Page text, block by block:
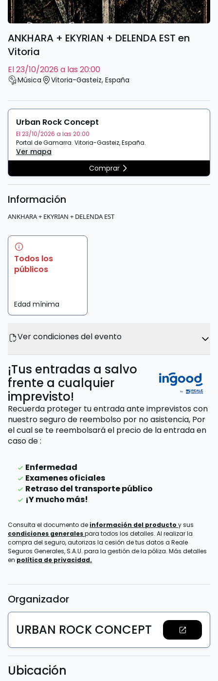
ANKHARA + EKYRIAN + DELENDA EST en
Vitoria
el 23/10/2026 a las 20:00
Música Vitoria-Gasteiz, España
Urban Rock Concept
El 23/10/2026 a las 20:00
Portal de Gamarra. Vitoria-Gasteiz,España.
Ver mapa
Comprar
Información
ANKHARA + EKYRIAN + DELENDA EST
Todos los
públicos
Edad mínima
Ver condiciones del evento
¡Tus entradas a salvo
frente a cualquier
imprevisto!
Recuerda proteger tu entrada ante imprevistos con
nuestro seguro de reembolso por no asistencia, Por
el cual se te reembolsará el precio de la entradaen
caso de:
Enfermedad
Examenes oficiales
Retraso del transporte público
¡Y mucho más!
Consulta el documento de información del producto y sus
condiciones generalespara todos los detalles. Al realizar la
compra del seguro, autorizas la cesión de tus datos a Reale
Seguros Generales, S.A.U. para la gestión de la póliza. Más detalles
en política de privacidad.
Organizador
URBAN ROCK CONCEPT
Ubicación